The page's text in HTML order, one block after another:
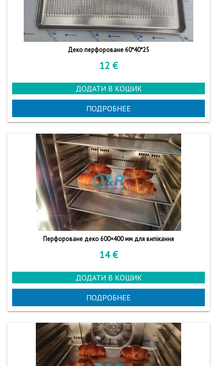
Деко перфороване 60*40*25
12 €
ДОДАТИ В КОШИК
ПОДРОБНЕЕ
Перфороване деко 600×400 мм для випікання
14€
ДОДАТИ В КОШИК
ПОДРОБНЕЕ